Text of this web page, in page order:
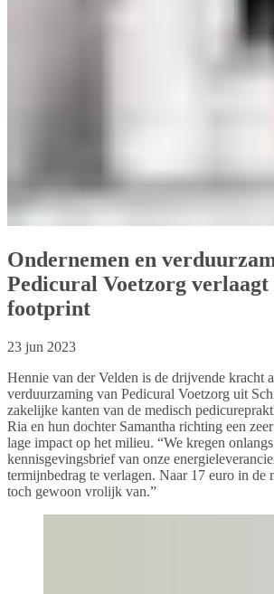
Ondernemen en
Pedicural Voetzorg
footprint
23 jun 2023
Hennie van der Velden is de drijvende kracht
verduurzaming van Pedicural Voetzorg uit
zakelijke kanten van de medisch
Ria en hun dochter Samantha richting een
lage impact op het milieu. “We kregen onlangs
kennisgevingsbrief van onze
termijnbedrag te verlagen. Naar 17 euro in de
toch gewoon vrolijk van.”